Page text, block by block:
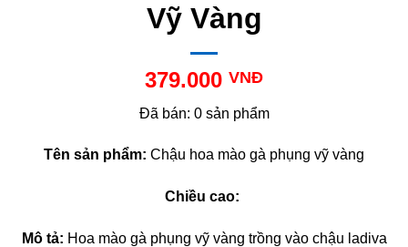
Vỹ Vàng
379.000 VNĐ
Đã bán: 0 sản phẩm
Tên sản phẩm: Chậu hoa mào gà phụng vỹ vàng
Chiều cao:
Mô tả: Hoa mào gà phụng vỹ vàng trồng vào chậu ladiva